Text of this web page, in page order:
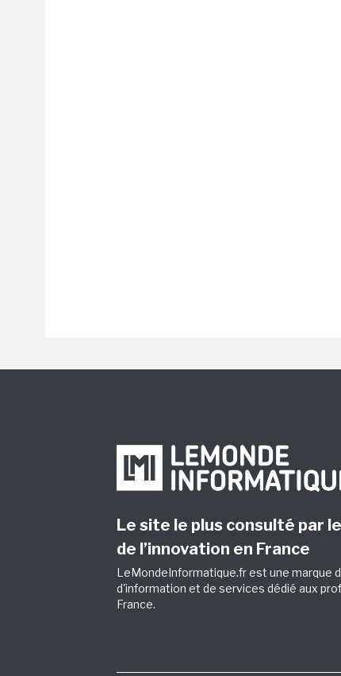
Le site le plus consulté par
de l’innovation en France
LeMondeInformatique.fr est une marque
d'information et de services dédié aux
France.